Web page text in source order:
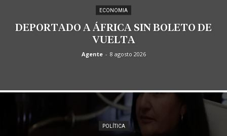
ECONOMIA
DEPORTADO A ÁFRICA SIN BOLETO DE
VUELTA
Agente - 8 agosto 2026
POLÍTICA